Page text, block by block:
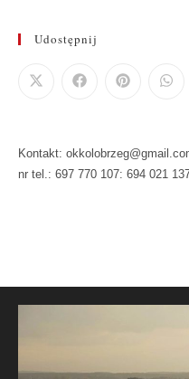
Udostępnij
Kontakt:
nr tel.: 697 770 107: 694 021